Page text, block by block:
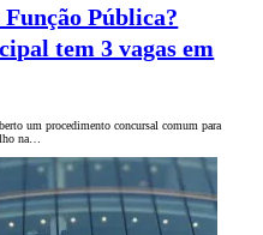
Pública?
tem 3 vagas em
um procedimento concursal comum para
na…